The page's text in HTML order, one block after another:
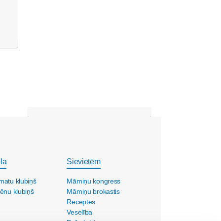
klubiņš
klubiņš
Sievietēm
Māmiņu kongress
Māmiņu brokastis
Receptes
Veselība